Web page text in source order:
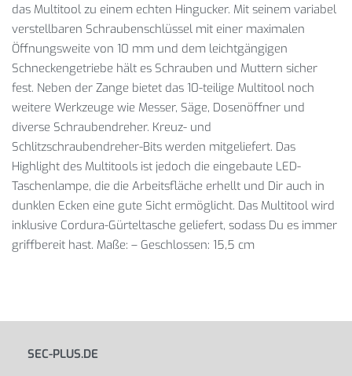
das Multitool zu einem echten Hingucker. Mit seinem variabel
verstellbaren Schraubenschlüssel mit einer maximalen
Öffnungsweite von 10 mm und dem leichtgängigen
Schneckengetriebe hält es Schrauben und Muttern sicher
fest. Neben der Zange bietet das 10-teilige Multitool noch
weitere Werkzeuge wie Messer, Säge, Dosenöffner und
diverse Schraubendreher. Kreuz- und
Schlitzschraubendreher-Bits werden mitgeliefert. Das
Highlight des Multitools ist jedoch die eingebaute LED-
Taschenlampe, die die Arbeitsfläche erhellt und Dir auch in
dunklen Ecken eine gute Sicht ermöglicht. Das Multitool wird
inklusive Cordura-Gürteltasche geliefert, sodass Du es immer
griffbereit hast. Maße: – Geschlossen: 15,5 cm
SEC-PLUS.DE